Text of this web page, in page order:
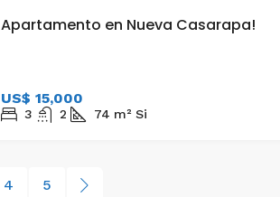
Apartamento en Nueva Casarapa!
US$ 15,000
3 2 74 m² Si
4 5